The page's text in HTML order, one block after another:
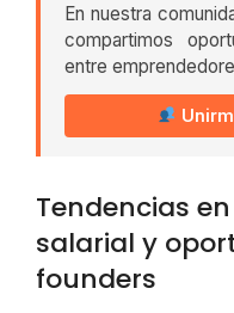
En nuestra
compartimos
entre
Tendencias
salarial y
founders